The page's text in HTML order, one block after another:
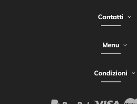
Contatti
Menu
Condizioni